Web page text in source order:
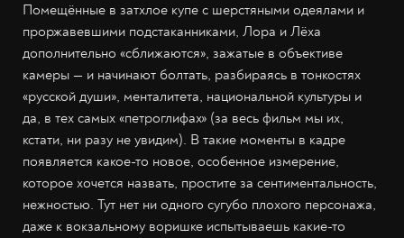
Помещённые в затхлое купе с шерстяными одеялами и
проржавевшими подстаканниками, Лора и Лёха
дополнительно «сближаются», зажатые в объективе
камеры — и начинают болтать, разбираясь в тонкостях
«русской души», менталитета, национальной культуры и
да, в тех самых «петроглифах» (за весь фильм мы их,
кстати, ни разу не увидим). В такие моменты в кадре
появляется какое-то новое, особенное измерение,
которое хочется назвать, простите за сентиментальность,
нежностью. Тут нет ни одного сугубо плохого персонажа,
даже к вокзальному воришке испытываешь какие-то